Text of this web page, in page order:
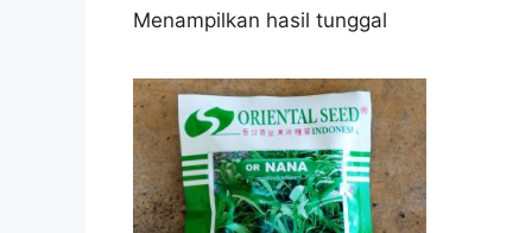
Menampilkan hasil tunggal